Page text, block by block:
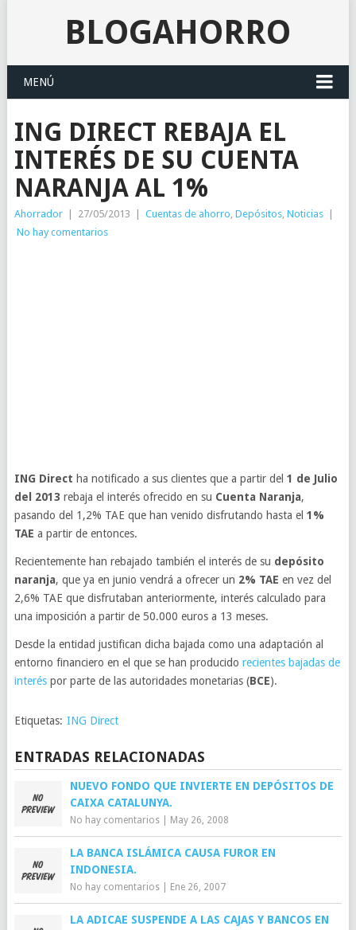
BLOGAHORRO
MENÚ
ING DIRECT REBAJA EL
INTERÉS DE SU CUENTA
NARANJA AL 1%
Ahorrador 27/05/2013 Cuentas de ahorro, Depósitos, Noticias
No hay comentarios
ING Direct ha notificado a sus clientes que a partir del 1 de Julio
del 2013 rebaja el interés ofrecido en su Cuenta Naranja,
pasando del 1,2% TAE que han venido disfrutando hasta el 1%
TAE a partir de entonces.
Recientemente han rebajado también el interés de su depósito
naranja, que ya en junio vendrá a ofrecer un 2% TAE en vez del
2,6% TAE que disfrutaban anteriormente, interés calculado para
una imposición a partir de 50.000 euros a 13 meses.
Desde la entidad justifican dicha bajada como una adaptación al
entorno financiero en el que se han producido recientes bajadas de
interéspor parte de las autoridades monetarias (BCE).
Etiquetas: ING Direct
ENTRADAS RELACIONADAS
NUEVO FONDO QUE INVIERTE EN DEPÓSITOS DE
CAIXA CATALUNYA.
No hay comentarios| May 26, 2008
LA BANCA ISLÁMICA CAUSA FUROR EN
INDONESIA.
No hay comentarios| Ene 26, 2007
LA ADICAE SUSPENDE A LAS CAJAS Y BANCOS EN